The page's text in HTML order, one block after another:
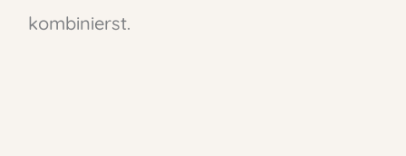
kombinierst.